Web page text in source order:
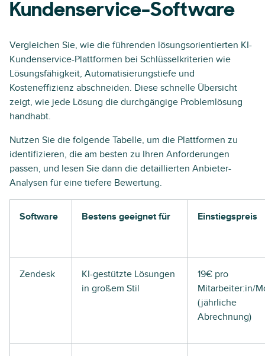
Kundenservice-Software
Vergleichen Sie, wie die führenden lösungsorientierten KI-
Kundenservice-Plattformen bei Schlüsselkriterien wie
Lösungsfähigkeit, Automatisierungstiefe und
Kosteneffizienz abschneiden. Diese schnelle Übersicht
zeigt, wie jede Lösung die durchgängige Problemlösung
handhabt.
Nutzen Sie die folgende Tabelle, um die Plattformen zu
identifizieren, die am besten zu Ihren Anforderungen
passen, und lesen Sie dann die detaillierten Anbieter-
Analysen für eine tiefere Bewertung.
Software Bestens geeignet für Einstiegspreis
Zendesk
KI-gestützte Lösungen
in großem Stil
19€ pro
Mitarbeiter:in/
(jährliche
Abrechnung)